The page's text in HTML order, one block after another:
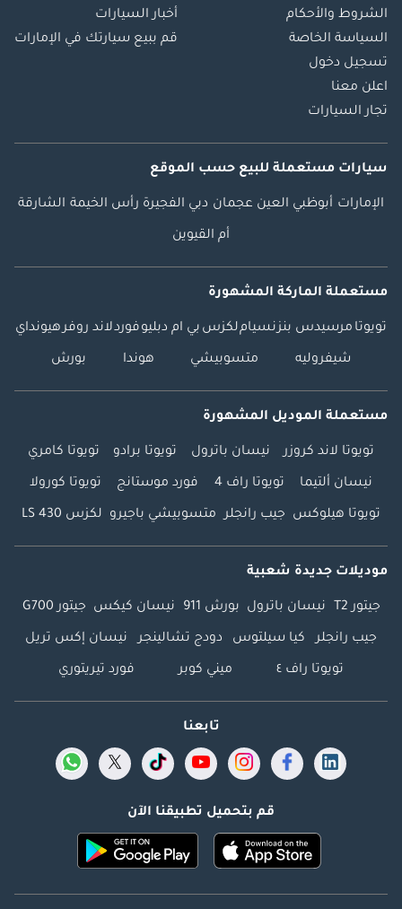
الشروط والأحكام
السياسة الخاصة
تسجيل دخول
اعلن معنا
تجار السيارات
أخبار السيارات
قم ببيع سيارتك في الإمارات
سيارات مستعملة للبيع حسب الموقع
الإمارات أبوظبي العين عجمان دبي الفجيرة رأس الخيمة الشارقة
أم القيوين
مستعملة الماركة المشهورة
تويوتا مرسيدس بنزنسياملكزس بي ام دبليوفوردلاند روفرهيونداي
شيفروليه متسوبيشي هوندا بورش
مستعملة الموديل المشهورة
تويوتا لاند كروزر نيسان باترول تويوتا برادو تويوتا كامري
نيسان ألتيما تويوتا راف 4 فورد موستانج تويوتا كورولا
تويوتا هيلوكس جيب رانجلر متسوبيشي باجيرو لكزس LS 430
موديلات جديدة شعبية
جيتور T2 نيسان باترول بورش 911 نيسان كيكس جيتور G700
جيب رانجلر كيا سيلتوس دودج تشالينجر نيسان إكس تريل
تويوتا راف ٤ ميني كوبر فورد تيريتوري
تابعنا
قم بتحميل تطبيقنا الآن